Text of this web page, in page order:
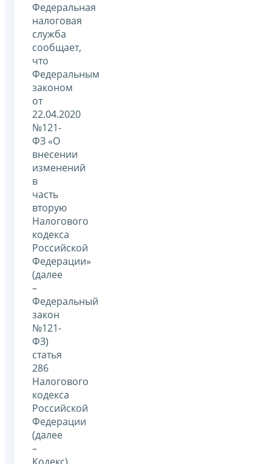
Федеральная
налоговая
служба
сообщает,
что
Федеральным
законом
от
22.04.2020
№121-
ФЗ «О
внесении
изменений
в
часть
вторую
Налогового
кодекса
Российской
Федерации»
(далее
–
Федеральный
закон
№121-
ФЗ)
статья
286
Налогового
кодекса
Российской
Федерации
(далее
–